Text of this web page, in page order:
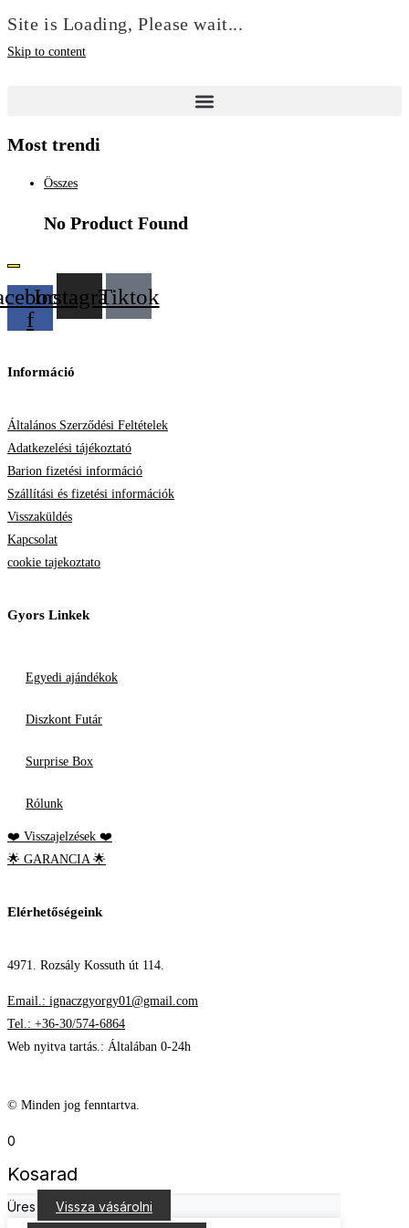
Site is Loading, Please wait...
Skip to content
Most trendi
Összes
No Product Found
f
InstagramTiktok
Információ
Általános Szerződési Feltételek
Adatkezelési tájékoztató
Barion fizetési információ
Szállítási és fizetési információk
Visszaküldés
Kapcsolat
cookie tajekoztato
Gyors Linkek
Egyedi ajándékok
Diszkont Futár
Surprise Box
Rólunk
❤️ Visszajelzések ❤️
🌟 GARANCIA 🌟
Elérhetőségeink
4971. Rozsály Kossuth út 114.
Email.: ignaczgyorgy01@gmail.com
Tel.: +36-30/574-6864
Web nyitva tartás.: Általában 0-24h
© Minden jog fenntartva.
0
Kosarad
Üres Vissza vásárolni